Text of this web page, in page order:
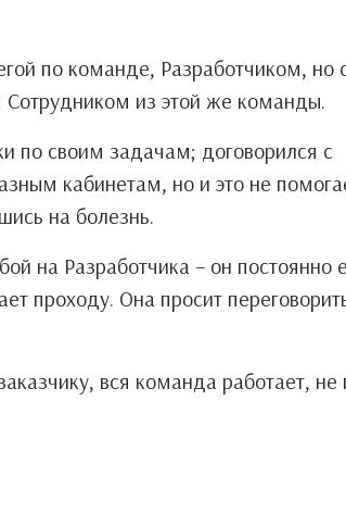
по команде, Разработчиком, но
Сотрудником из этой же команды.
по своим задачам; договорился с
кабинетам, но и это не
на болезнь.
на Разработчика – он постоянно
проходу. Она просит
вся команда работает, не